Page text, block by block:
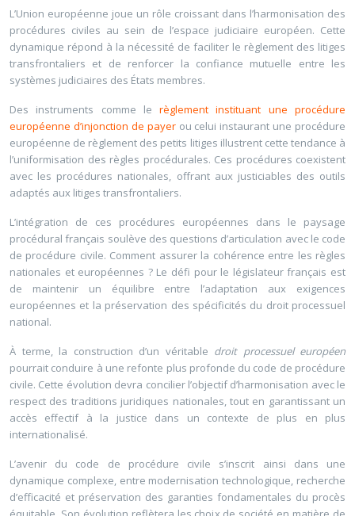
L’Union européenne joue un rôle croissant dans l’harmonisation des
procédures civiles au sein de l’espace judiciaire européen. Cette
dynamique répond à la nécessité de faciliter le règlement des litiges
transfrontaliers et de renforcer la confiance mutuelle entre les
systèmes judiciaires des États membres.
Des instruments comme lerèglement instituant une procédure
européenne d’injonction de payerou celui instaurant une procédure
européenne de règlement des petits litiges illustrent cette tendance à
l’uniformisation des règles procédurales. Ces procédures coexistent
avec les procédures nationales, offrant aux justiciables des outils
adaptés aux litiges transfrontaliers.
L’intégration de ces procédures européennes dans le paysage
procédural français soulève des questions d’articulation avec le code
de procédure civile. Comment assurer la cohérence entre les règles
nationales et européennes ? Le défi pour le législateur français est
de maintenir un équilibre entre l’adaptation aux exigences
européennes et la préservation des spécificités du droit processuel
national.
À terme, la construction d’un véritable droit processuel européen
pourrait conduire à une refonte plus profonde du code de procédure
civile. Cette évolution devra concilier l’objectif d’harmonisation avec le
respect des traditions juridiques nationales, tout en garantissant un
accès effectif à la justice dans un contexte de plus en plus
internationalisé.
L’avenir du code de procédure civile s’inscrit ainsi dans une
dynamique complexe, entre modernisation technologique, recherche
d’efficacité et préservation des garanties fondamentales du procès